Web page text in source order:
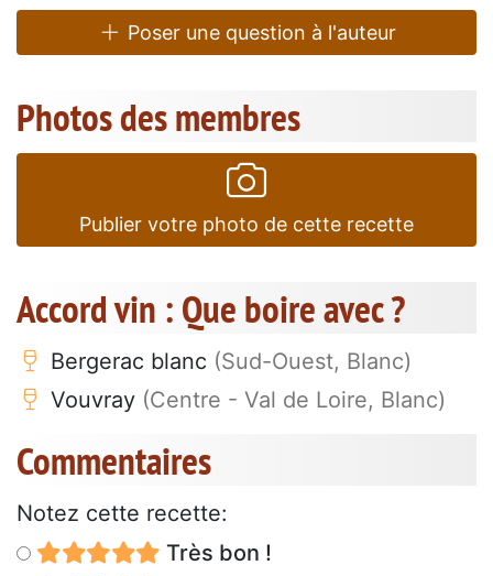
Poser une question à l'auteur
Photos des membres
Publier votre photo de cette recette
Accord vin : Que boire avec ?
Bergerac blanc (Sud-Ouest, Blanc)
Vouvray (Centre - Val de Loire, Blanc)
Commentaires
Notez cette recette:
Très bon !